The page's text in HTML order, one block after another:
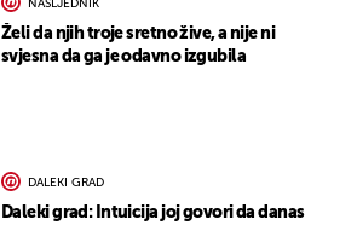
NASLJEDNIK
Želi da njih troje sretno žive, a nije ni
svjesna da ga je odavno izgubila
DALEKI GRAD
Daleki grad: Intuicija joj govori da danas